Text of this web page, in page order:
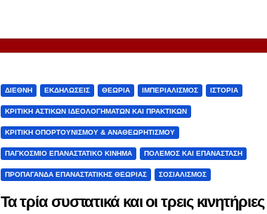
ΔΙΕΘΝΉ ΕΚΔΗΛΏΣΕΙΣ ΘΕΩΡΊΑ ΙΜΠΕΡΙΑΛΙΣΜΌΣ ΙΣΤΟΡΊΑ
ΚΡΙΤΙΚΉ ΑΣΤΙΚΏΝ ΙΔΕΟΛΟΓΗΜΆΤΩΝ ΚΑΙ ΠΡΑΚΤΙΚΏΝ
ΚΡΙΤΙΚΉ ΟΠΟΡΤΟΥΝΙΣΜΟΎ & ΑΝΑΘΕΩΡΗΤΙΣΜΟΎ
ΠΑΓΚΌΣΜΙΟ ΕΠΑΝΑΣΤΑΤΙΚΌ ΚΊΝΗΜΑ ΠΌΛΕΜΟΣ ΚΑΙ ΕΠΑΝΆΣΤΑΣΗ
ΠΡΟΠΑΓΆΝΔΑ ΕΠΑΝΑΣΤΑΤΙΚΉΣ ΘΕΩΡΊΑΣ ΣΟΣΙΑΛΙΣΜΌΣ
Τα τρία συστατικά και οι τρεις κινητήριες